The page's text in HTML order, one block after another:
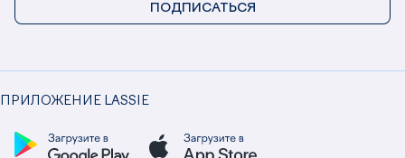
ПРИЛОЖЕНИЕ LASSIE
ПОДПИСАТЬСЯ